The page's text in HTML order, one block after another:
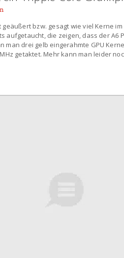
geäußert bzw. gesagt wie viel Kerne
aufgetaucht, die zeigen, dass der A6
man drei gelb eingerahmte GPU
getaktet. Mehr kann man leider